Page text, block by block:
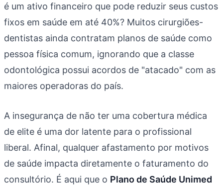
é um ativo financeiro que pode reduzir seus custos
fixos em saúde em até 40%? Muitos cirurgiões-
dentistas ainda contratam planos de saúde como
pessoa física comum, ignorando que a classe
odontológica possui acordos de "atacado" com as
maiores operadoras do país.
A insegurança de não ter uma cobertura médica
de elite é uma dor latente para o profissional
liberal. Afinal, qualquer afastamento por motivos
de saúde impacta diretamente o faturamento do
consultório. É aqui que o Plano de Saúde Unimed